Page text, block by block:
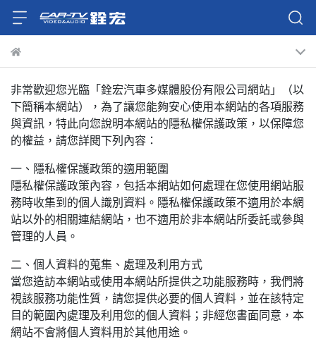
非常歡迎您光臨「銓宏汽車多媒體股份有限公司網站」（以
下簡稱本網站），為了讓您能夠安心使用本網站的各項服務
與資訊，特此向您說明本網站的隱私權保護政策，以保障您
的權益，請您詳閱下列內容：
一、隱私權保護政策的適用範圍
隱私權保護政策內容，包括本網站如何處理在您使用網站服
務時收集到的個人識別資料。隱私權保護政策不適用於本網
站以外的相關連結網站，也不適用於非本網站所委託或參與
管理的人員。
二、個人資料的蒐集、處理及利用方式
當您造訪本網站或使用本網站所提供之功能服務時，我們將
視該服務功能性質，請您提供必要的個人資料，並在該特定
目的範圍內處理及利用您的個人資料；非經您書面同意，本
網站不會將個人資料用於其他用途。